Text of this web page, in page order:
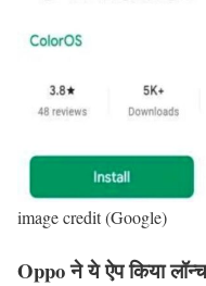
image credit (Google)
Oppo ने ये ऐप किया लॉन्च